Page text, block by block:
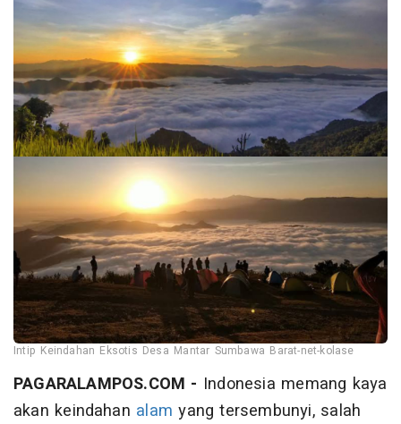
Intip Keindahan Eksotis Desa Mantar Sumbawa Barat-net-kolase
PAGARALAMPOS.COM - Indonesia memang kaya
akan keindahan alam yang tersembunyi, salah